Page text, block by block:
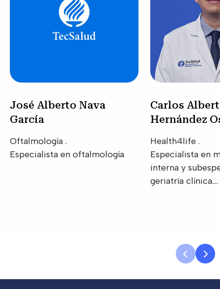
José Alberto Nava
García
Oftalmología .
Especialista en oftalmología
Carlos
Hernández
Health4life .
Especialista en
interna y
geriatría clínica.…